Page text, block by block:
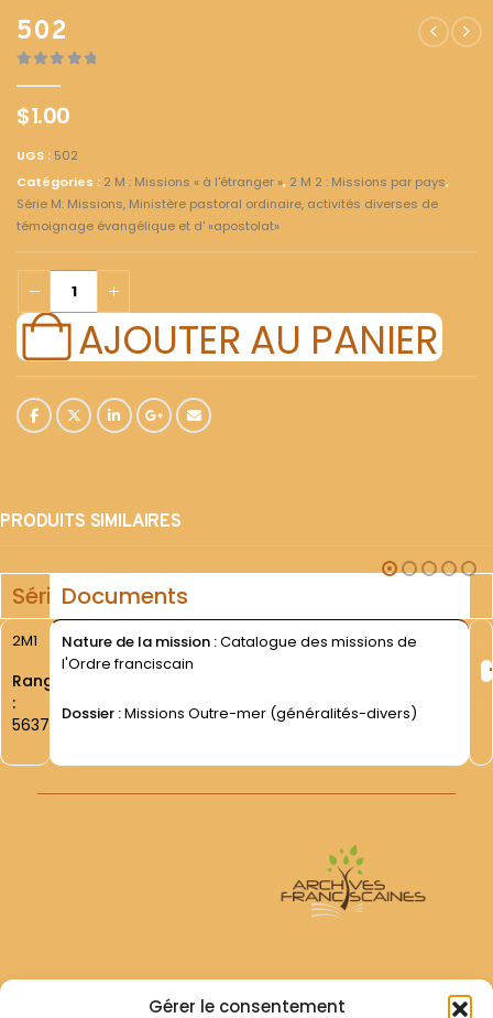
Gérer le consentement
502
$1.00
UGS : 502
Catégories : 2 M : Missions « à l'étranger », 2 M 2 : Missions par pays,
Série M: Missions, Ministère pastoral ordinaire, activités diverses de
témoignage évangélique et d' «apostolat»
AJOUTER AU PANIER
PRODUITS SIMILAIRES
SérieDocuments
2M1
Rang
:
5637
Nature de la mission :Catalogue des missions de
l'Ordre franciscain
Dossier :Missions Outre-mer (généralités-divers)
Archives Franciscaines